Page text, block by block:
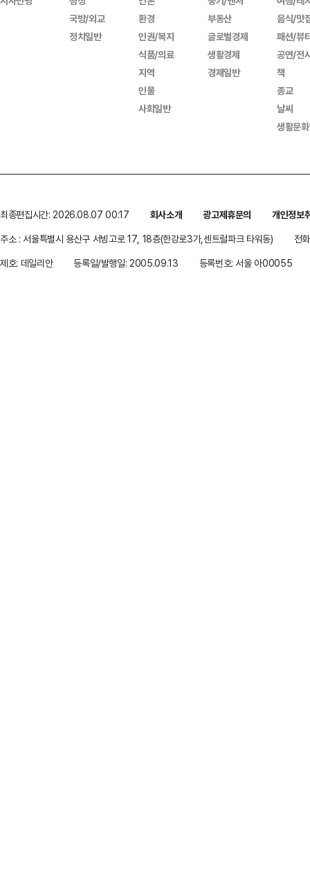
국방/외교
정치일반
환경
인권/복지
식품/의료
지역
인물
사회일반
부동산
글로벌경제
생활경제
경제일반
음식/맛
패션/뷰
공연/전
책
종교
날씨
생활문
최종편집시간: 2026.08.07 00:17 회사소개 광고제휴문의
개인정보
주소 : 서울특별시 용산구 서빙고로 17, 18층(한강로3가,센트럴파크 타워동)
전
제호: 데일리안
등록일/발행일: 2005.09.13 등록번호: 서울 아00055